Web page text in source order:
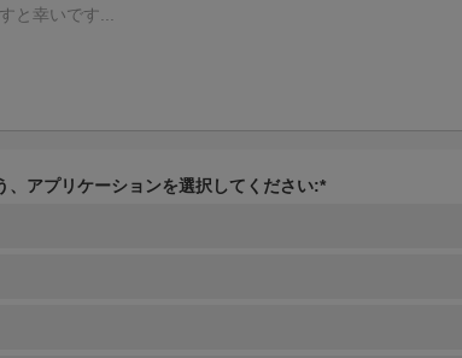
アプリケーションを選択してください:*